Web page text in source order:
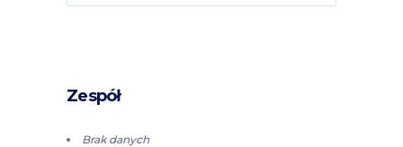
Zespół
Brak danych